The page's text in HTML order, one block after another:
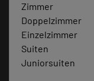
Zimmer
Doppelzimmer
Einzelzimmer
Suiten
Juniorsuiten